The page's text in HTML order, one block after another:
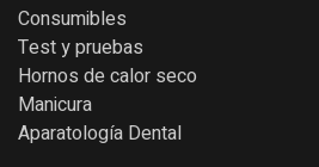
Consumibles
Test y pruebas
Hornos de calor seco
Manicura
Aparatología Dental